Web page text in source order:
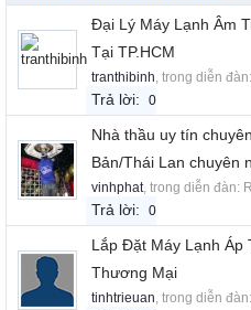
Đại Lý Máy Lạnh Âm
Tại TP.HCM
tranthibinh, trong diễn đàn:
Trả lời: 0
Nhà thầu uy tín
Bản/Thái Lan chuyên
vinhphat, trong diễn đàn:
Trả lời: 0
Lắp Đặt Máy Lạnh Áp
Thương Mại
tinhtrieuan, trong diễn đàn: